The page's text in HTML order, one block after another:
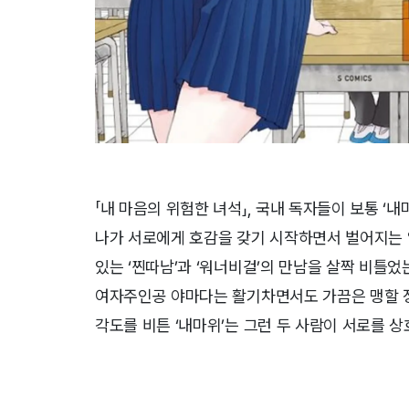
「내 마음의 위험한 녀석」, 국내 독자들이 보통 ‘
나가 서로에게 호감을 갖기 시작하면서 벌어지
있는 ‘찐따남’과 ‘워너비걸’의 만남을 살짝 비
여자주인공 야마다는 활기차면서도 가끔은 맹할
각도를 비튼 ‘내마위’는 그런 두 사람이 서로를